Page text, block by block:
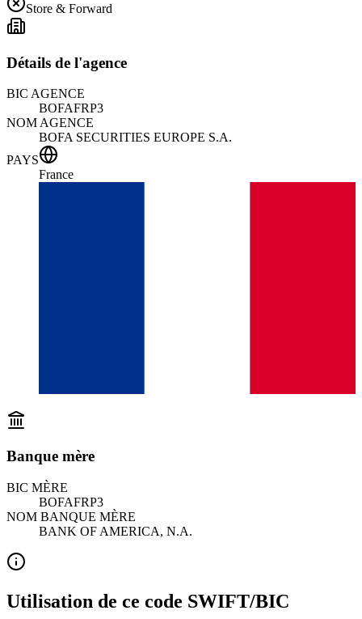
Store & Forward
Détails de l'agence
BIC AGENCE
BOFAFRP3
NOM AGENCE
BOFA SECURITIES EUROPE S.A.
PAYS
France
Banque mère
BIC MÈRE
BOFAFRP3
NOM BANQUE MÈRE
BANK OF AMERICA, N.A.
Utilisation de ce code SWIFT/BIC